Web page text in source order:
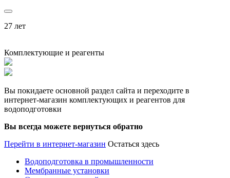
27 лет
Комплектующие и реагенты
Вы покидаете основной раздел сайта и переходите в
интернет-магазин комплектующих и реагентов для
водоподготовки
Вы всегда можете вернуться обратно
Перейти в интернет-магазин Остаться здесь
Водоподготовка в промышленности
Мембранные установки